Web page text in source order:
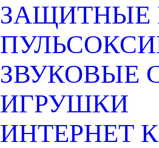
ЗАЩИТНЫЕ
ЗВУКОВЫЕ
ИГРУШКИ
ИНТЕРНЕТ